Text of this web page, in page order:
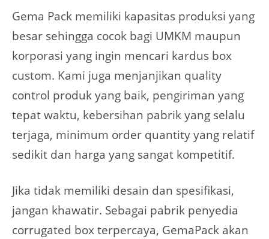
Gema Pack memiliki kapasitas produksi yang
besar sehingga cocok bagi UMKM maupun
korporasi yang ingin mencari kardus box
custom. Kami juga menjanjikan quality
control produk yang baik, pengiriman yang
tepat waktu, kebersihan pabrik yang selalu
terjaga, minimum order quantity yang relatif
sedikit dan harga yang sangat kompetitif.
Jika tidak memiliki desain dan spesifikasi,
jangan khawatir. Sebagai pabrik penyedia
corrugated box terpercaya, GemaPack akan